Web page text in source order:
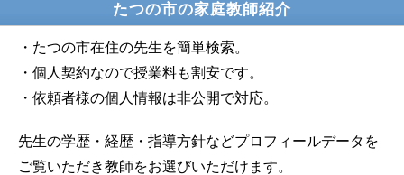
たつの市の家庭教師紹介
・たつの市在住の先生を簡単検索。
・個人契約なので授業料も割安です。
・依頼者様の個人情報は非公開で対応。
先生の学歴・経歴・指導方針などプロフィールデータを
ご覧いただき教師をお選びいただけます。